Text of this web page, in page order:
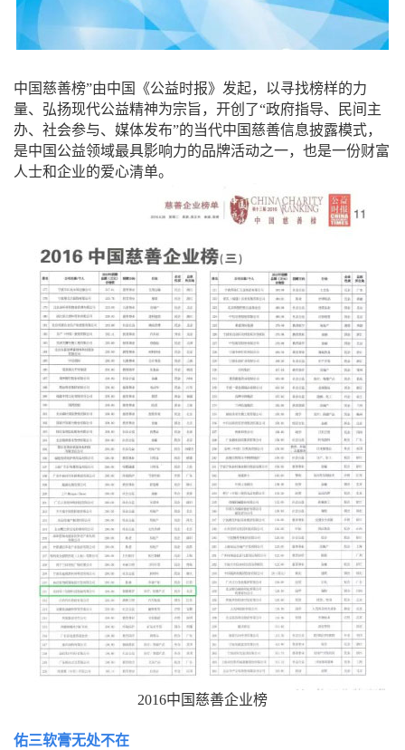
中国慈善榜”由中国《公益时报》发起，以寻找榜样的力
量、弘扬现代公益精神为宗旨，开创了“政府指导、民间主
办、社会参与、媒体发布”的当代中国慈善信息披露模式，
是中国公益领域最具影响力的品牌活动之一，也是一份财富
人士和企业的爱心清单。
2016中国慈善企业榜
佑三软膏无处不在